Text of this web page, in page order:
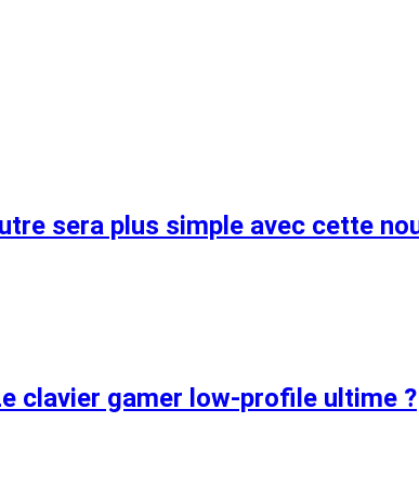
sera plus simple avec cette
clavier gamer low-profile ultime ?